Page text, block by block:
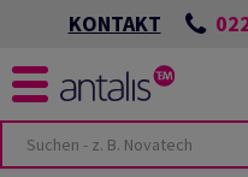
KONTAKT